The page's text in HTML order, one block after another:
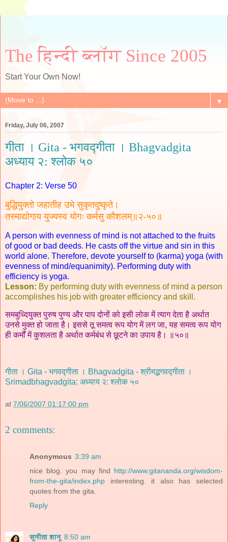
The हिन्दी ब्लॉग Since 2005
Start Your Own Now!
▼
Friday, July 06, 2007
गीता । Gita - भगवद्गीता । Bhagvadgita
अध्याय २: श्लोक ५०
Chapter 2: Verse 50
बुद्धियुक्तो जहातीह उभे सुकृतदुष्कृते।
तस्माद्योगाय युज्यस्व योगः कर्मसु कौशलम्॥२-५०॥
A person with evenness of mind is not attached to the fruits
of good or bad deeds. He casts off the virtue and sin in this
world alone. Therefore, devote yourself to (karma) yoga (with
evenness of mind/equanimity). Performing duty with
efficiency is yoga.
Lesson: By performing duty with evenness of mind a person
accomplishes his job with greater efficiency and skill.
समबुध्दियुक्त पुरुष पुण्य और पाप दोनों को इसी लोक में त्याग देता है अर्थात
उनसे मुक्त हो जाता है। इससे तू समत्व रूप योग में लग जा, यह समत्व रूप योग
ही कर्मों में कुशलता है अर्थात कर्मबंध से छूटने का उपाय है। ॥५०॥
गीता । Gita - भगवद्गीता । Bhagvadgita - श्रीमद्भगवद्गीता ।
Srimadbhagvadgita: अध्याय २: श्लोक ५०
at 7/06/2007 01:17:00 pm
2 comments:
Anonymous 3:39 am
nice blog. you may find http://www.gitananda.org/wisdom-
from-the-gita/index.php interesting. it also has selected
quotes from the gita.
Reply
सुनीता शानू 8:50 am